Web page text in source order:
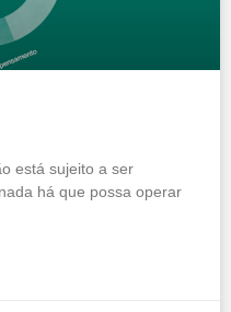
está sujeito a ser
há que possa operar